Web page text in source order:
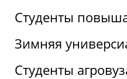
Студенты
Зимняя
Студенты